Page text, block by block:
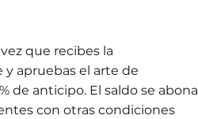
que recibes la
apruebas el arte de
de anticipo. El saldo se abona
con otras condiciones